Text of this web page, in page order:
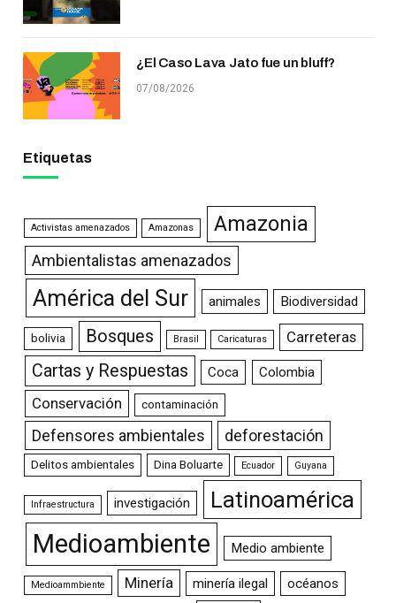
¿El Caso Lava Jato fue un bluff?
07/08/2026
Etiquetas
Activistas amenazados Amazonas Amazonia
Ambientalistas amenazados
América del Sur animales Biodiversidad
bolivia Bosques Brasil Caricaturas Carreteras
Cartas y Respuestas Coca Colombia
Conservación contaminación
Defensores ambientales deforestación
Delitos ambientales Dina Boluarte Ecuador Guyana
Infraestructura investigación Latinoamérica
Medioambiente Medio ambiente
Medioammbiente Minería minería ilegal océanos